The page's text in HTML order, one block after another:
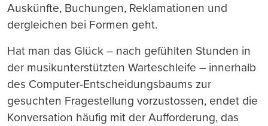
Auskünfte, Buchungen, Reklamationen und
dergleichen bei Formen geht.
Hat man das Glück – nach gefühlten Stunden in
der musikunterstützten Warteschleife – innerhalb
des Computer-Entscheidungsbaums zur
gesuchten Fragestellung vorzustossen, endet die
Konversation häufig mit der Aufforderung, das